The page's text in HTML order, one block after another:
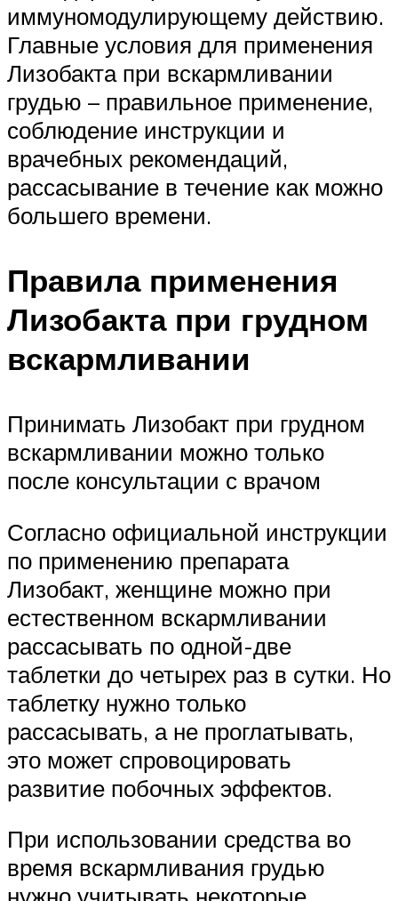
иммуномодулирующему действию.
Главные условия для применения
Лизобакта при вскармливании
грудью – правильное применение,
соблюдение инструкции и
врачебных рекомендаций,
рассасывание в течение как можно
большего времени.
Правила применения
Лизобакта при грудном
вскармливании
Принимать Лизобакт при грудном
вскармливании можно только
после консультации с врачом
Согласно официальной инструкции
по применению препарата
Лизобакт, женщине можно при
естественном вскармливании
рассасывать по одной-две
таблетки до четырех раз в сутки. Но
таблетку нужно только
рассасывать, а не проглатывать,
это может спровоцировать
развитие побочных эффектов.
При использовании средства во
время вскармливания грудью